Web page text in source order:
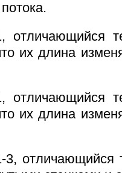
отличающийся
их длина
отличающийся
их длина
3, отличающийся